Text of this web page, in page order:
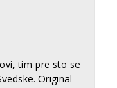
tim pre sto se
Original